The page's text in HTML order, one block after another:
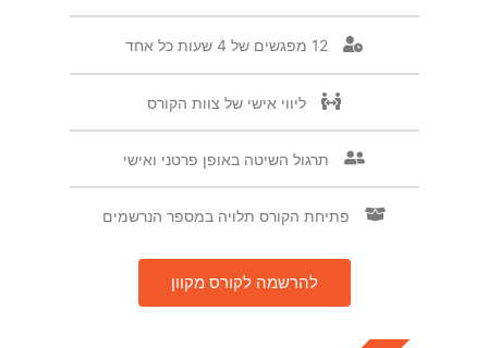
ליווי אישי של צוות הקורס
תרגול השיטה באופן פרטני ואישי
פתיחת הקורס תלויה במספר הנרשמים
להרשמה לקורס מקוון